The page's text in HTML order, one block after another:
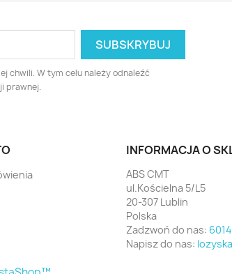
chwili. W tym celu należy odnaleźć
prawnej.
INFORMACJA O
ABS CMT
ul.Kościelna 5/L5
20-307 Lublin
Polska
Zadzwoń do nas:
Napisz do nas: